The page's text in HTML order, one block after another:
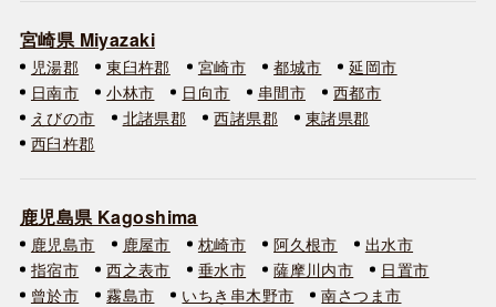
宮崎県 Miyazaki
児湯郡 東臼杵郡 宮崎市 都城市
延岡市
日南市
小林市 日向市 串間市
西都市
えびの市
北諸県郡 西諸県郡
東諸県郡
西臼杵郡
鹿児島県 Kagoshima
鹿児島市 鹿屋市 枕崎市 阿久根市
出水市
指宿市
西之表市 垂水市 薩摩川内市
日置市
曾於市
霧島市 いちき串木野市
南さつま市